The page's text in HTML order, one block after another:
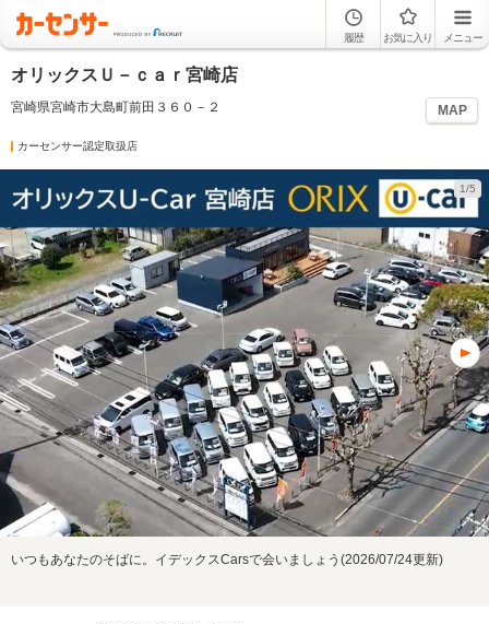
履歴 お気に入り メニュー
オリックスＵ－ｃａｒ宮崎店
宮崎県宮崎市大島町前田３６０－２ MAP
カーセンサー認定取扱店
1/5
いつもあなたのそばに。イデックスCarsで会いましょう(2026/07/24更新)